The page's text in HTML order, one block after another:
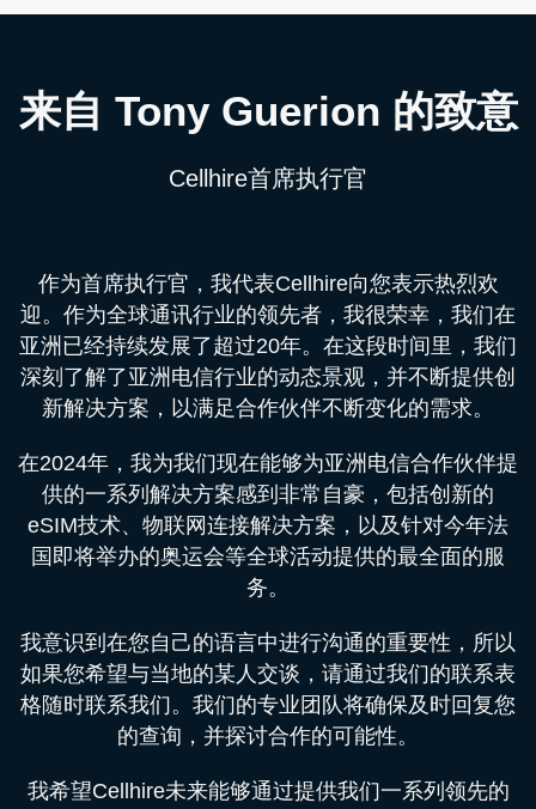
来自 Tony Guerion 的致意
Cellhire首席执行官
作为首席执行官，我代表Cellhire向您表示热烈欢
迎。作为全球通讯行业的领先者，我很荣幸，我们在
亚洲已经持续发展了超过20年。在这段时间里，我们
深刻了解了亚洲电信行业的动态景观，并不断提供创
新解决方案，以满足合作伙伴不断变化的需求。
在2024年，我为我们现在能够为亚洲电信合作伙伴提
供的一系列解决方案感到非常自豪，包括创新的
eSIM技术、物联网连接解决方案，以及针对今年法
国即将举办的奥运会等全球活动提供的最全面的服
务。
我意识到在您自己的语言中进行沟通的重要性，所以
如果您希望与当地的某人交谈，请通过我们的联系表
格随时联系我们。我们的专业团队将确保及时回复您
的查询，并探讨合作的可能性。
我希望Cellhire未来能够通过提供我们一系列领先的